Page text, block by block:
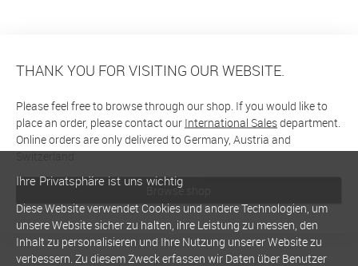
THANK YOU FOR VISITING OUR WEBSITE.
Please feel free to browse through our shop. If you would like to
place an order, please contact our International Salesdepartment.
Online orders are only delivered to Germany, Austria and
Switzerland
Browse shop
Ihre Privatsphäre ist uns wichtig
Diese Website verwendet Cookies und andere Technologien, um
unsere Website sicher zu halten, ihre Leistung zu messen, den
Inhalt zu personalisieren und Ihre Nutzung unserer Website zu
verbessern. Zu diesem Zweck erfassen wir Daten über Benutzer